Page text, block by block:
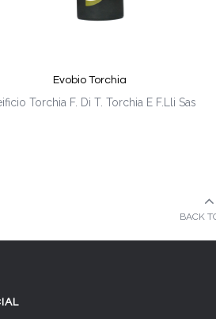
Evobio Torchia
Torchia F. Di T. Torchia E F.Lli Sas
BACK